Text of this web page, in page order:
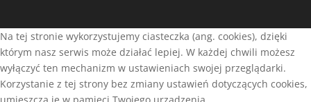
Na tej stronie wykorzystujemy ciasteczka (ang. cookies), dzięki
którym nasz serwis może działać lepiej. W każdej chwili możesz
wyłączyć ten mechanizm w ustawieniach swojej przeglądarki.
Korzystanie z tej strony bez zmiany ustawień dotyczących cookies,